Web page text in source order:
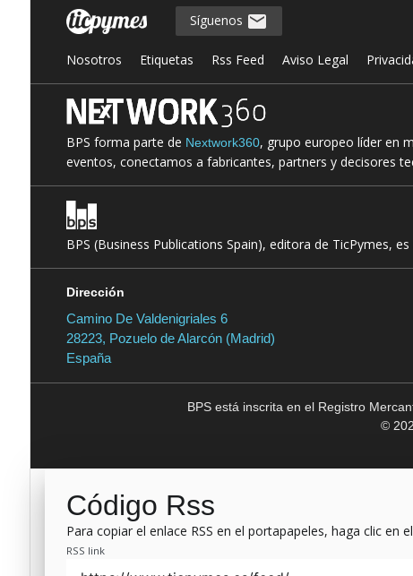
Síguenos
Nosotros Etiquetas Rss Feed Aviso Legal
BPS forma parte de Nextwork360, grupo europeo líder en
eventos, conectamos a fabricantes, partners y decisores
BPS (Business Publications Spain), editora de TicPymes,
Dirección
Camino De Valdenigriales 6
28223, Pozuelo de Alarcón (Madrid)
España
BPS está inscrita en el Registro
©
Código Rss
Para copiar el enlace RSS en el portapapeles, haga clic en
RSS link